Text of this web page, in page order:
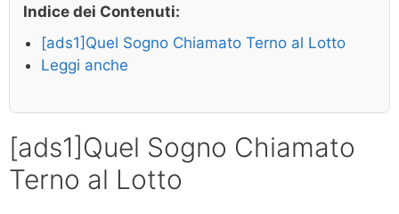
Indice dei Contenuti:
[ads1]Quel Sogno Chiamato Terno al Lotto
Leggi anche
[ads1]Quel Sogno Chiamato
Terno al Lotto